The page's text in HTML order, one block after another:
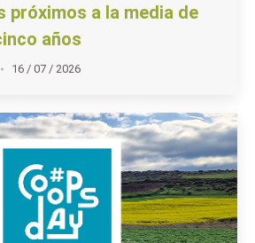
próximos a la media de
años
16 / 07 / 2026